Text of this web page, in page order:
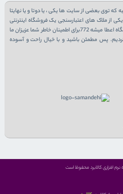
که توی بعضی از سایت ها یکی ، یا دوتا و یا نهایتا
از ملاک های اعتبارسنجی یک فروشگاه اینترنتی
هست که در صورت تایید از 3 نهاد به فروشگاه اعطا میشه 772برای اطمینان خاطر شما عزیزان ما
پس مطمئن باشید و با خیال راحت و آسوده
افزاری کالابرد محفوظ است